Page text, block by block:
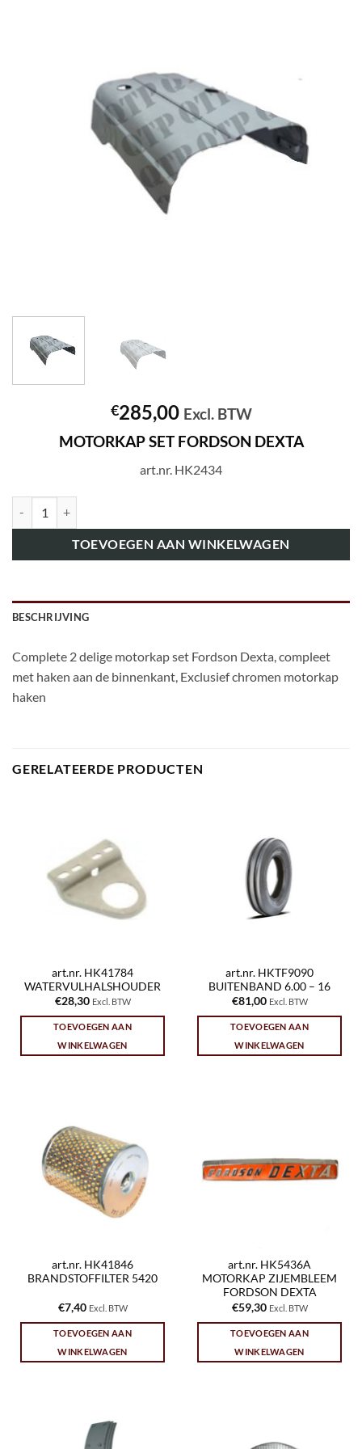
€285,00 Excl. BTW
MOTORKAP SET FORDSON DEXTA
art.nr. HK2434
TOEVOEGEN AAN WINKELWAGEN
BESCHRIJVING
Complete 2 delige motorkap set Fordson Dexta, compleet
met haken aan de binnenkant, Exclusief chromen motorkap
haken
GERELATEERDE PRODUCTEN
art.nr. HK41784
WATERVULHALSHOUDER
€28,30 Excl. BTW
TOEVOEGEN AAN
WINKELWAGEN
art.nr. HKTF9090
BUITENBAND 6.00 – 16
€81,00 Excl. BTW
TOEVOEGEN AAN
WINKELWAGEN
art.nr. HK41846
BRANDSTOFFILTER 5420
€7,40 Excl. BTW
TOEVOEGEN AAN
WINKELWAGEN
art.nr. HK5436A
MOTORKAP ZIJEMBLEEM
FORDSON DEXTA
€59,30 Excl. BTW
TOEVOEGEN AAN
WINKELWAGEN